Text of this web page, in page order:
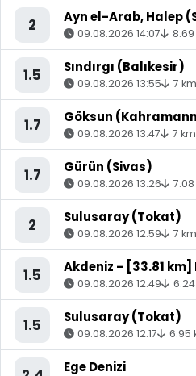
2 09.08.2026 14:07
1.5 Sındırgı (Balıkesir)
09.08.2026 13:55 7 km
1.7 Göksun
09.08.2026 13:47 7 km
1.7 Gürün (Sivas)
09.08.2026 13:26
2 Sulusaray (Tokat)
09.08.2026 12:59 7 km
1.5 Akdeniz - [33.81
09.08.2026 12:49
1.5 Sulusaray (Tokat)
09.08.2026 12:17 6.95
Ege Denizi